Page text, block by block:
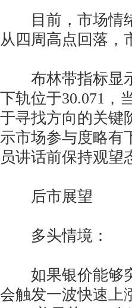
目前，市场情绪
从四周高点回落，
布林带指标显示
下轨位于30.071，
于寻找方向的关键
示市场参与度略有
员讲话前保持观望
后市展望
多头情境：
如果银价能够突
会触发一波快速上